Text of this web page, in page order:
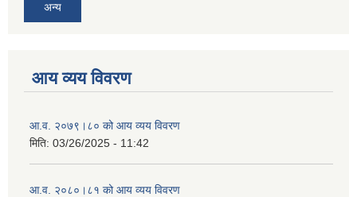
अन्य
आय व्यय विवरण
आ.व. २०७९।८० को आय व्यय विवरण
मिति: 03/26/2025 - 11:42
आ.व. २०८०।८१ को आय व्यय विवरण